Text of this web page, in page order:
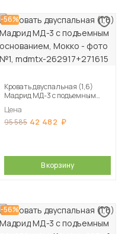
-56%
Кровать двуспальная (1,6)
Мадрид МД-3 с подъемным
Цена
95 585 42 482
В корзину
-56%